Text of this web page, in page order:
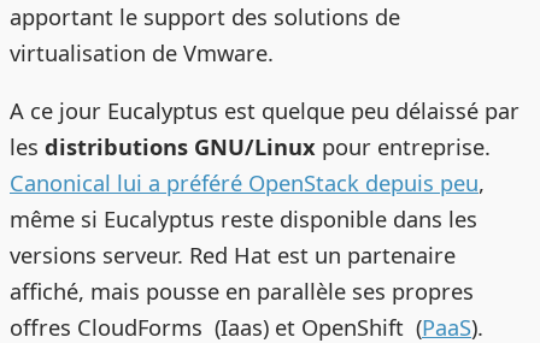
apportant le support des solutions de
virtualisation de Vmware.
A ce jour Eucalyptus est quelque peu délaissé par
les distributions GNU/Linux pour entreprise.
Canonical lui a préféré OpenStack depuis peu,
même si Eucalyptus reste disponible dans les
versions serveur. Red Hat est un partenaire
affiché, mais pousse en parallèle ses propres
offres CloudForms (Iaas) et OpenShift (PaaS).